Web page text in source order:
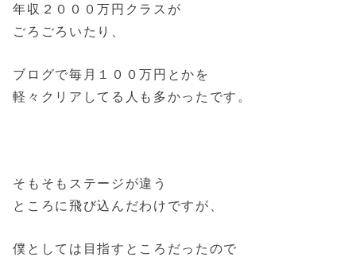
年収２０００万円クラスが
ごろごろいたり、
ブログで毎月１００万円とかを
軽々クリアしてる人も多かったです。
そもそもステージが違う
ところに飛び込んだわけですが、
僕としては目指すところだったので